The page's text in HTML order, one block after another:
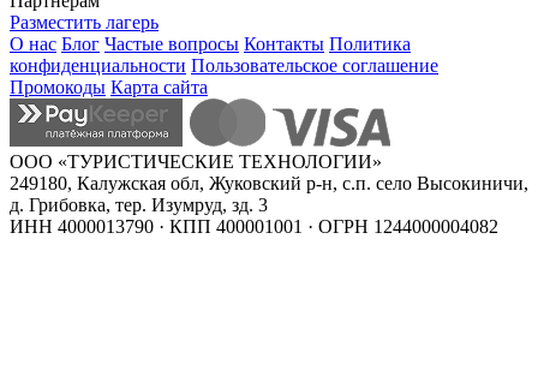
Разместить лагерь
О нас Блог Частые вопросы Контакты Политика
конфиденциальности Пользовательское соглашение
Промокоды Карта сайта
ООО «ТУРИСТИЧЕСКИЕ ТЕХНОЛОГИИ»
249180, Калужская обл, Жуковский р-н, с.п. село Высокиничи,
д. Грибовка, тер. Изумруд, зд. 3
ИНН 4000013790 · КПП 400001001 · ОГРН 1244000004082